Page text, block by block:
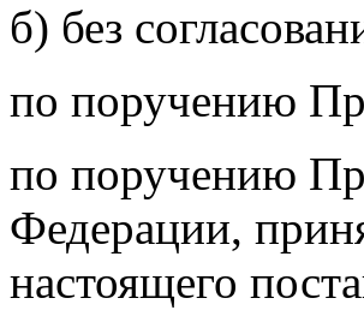
б) без
по поручению
по поручению
Федерации,
настоящего